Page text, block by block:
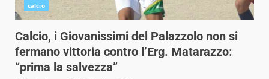
calcio
Calcio, i Giovanissimi del Palazzolo non si
fermano vittoria contro l’Erg. Matarazzo:
“prima la salvezza”